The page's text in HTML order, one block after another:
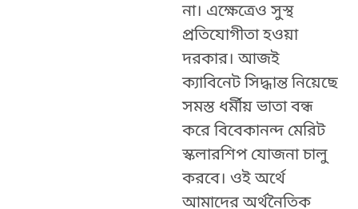
না। এক্ষেত্রেও সুস্থ
প্রতিযোগীতা হওয়া
দরকার। আজই
ক্যাবিনেট সিদ্ধান্ত নিয়েছে
সমস্ত ধর্মীয় ভাতা বন্ধ
করে বিবেকানন্দ মেরিট
স্কলারশিপ যোজনা চালু
করবে। ওই অর্থে
আমাদের অর্থনৈতিক